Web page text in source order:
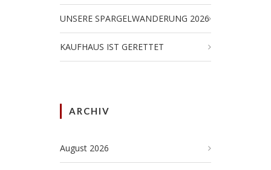
UNSERE SPARGELWANDERUNG 2026
KAUFHAUS IST GERETTET
ARCHIV
August 2026